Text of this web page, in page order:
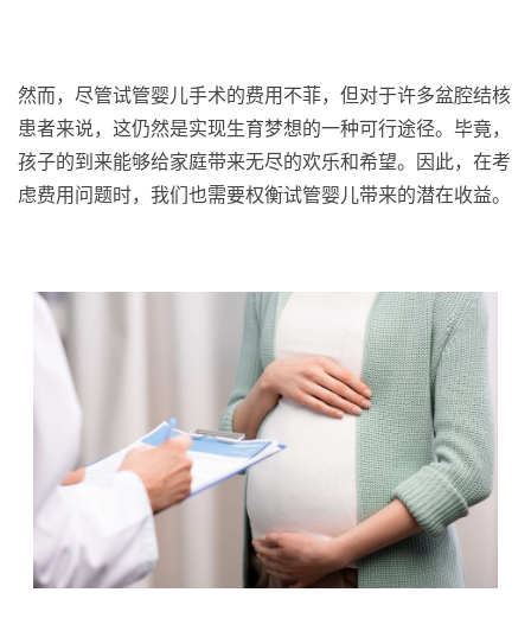
然而，尽管试管婴儿手术的费用不菲，但对于许多盆腔结核
患者来说，这仍然是实现生育梦想的一种可行途径。毕竟，
孩子的到来能够给家庭带来无尽的欢乐和希望。因此，在考
虑费用问题时，我们也需要权衡试管婴儿带来的潜在收益。